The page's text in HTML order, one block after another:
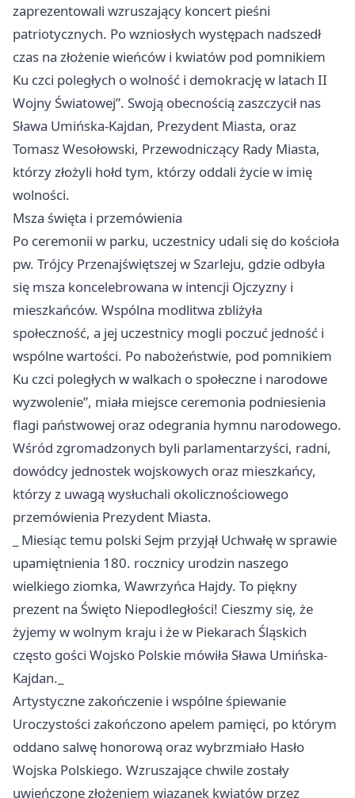
zaprezentowali wzruszający koncert pieśni
patriotycznych. Po wzniosłych występach nadszedł
czas na złożenie wieńców i kwiatów pod pomnikiem
Ku czci poległych o wolność i demokrację w latach II
Wojny Światowej”. Swoją obecnością zaszczycił nas
Sława Umińska-Kajdan, Prezydent Miasta, oraz
Tomasz Wesołowski, Przewodniczący Rady Miasta,
którzy złożyli hołd tym, którzy oddali życie w imię
wolności.
Msza święta i przemówienia
Po ceremonii w parku, uczestnicy udali się do kościoła
pw. Trójcy Przenajświętszej w Szarleju, gdzie odbyła
się msza koncelebrowana w intencji Ojczyzny i
mieszkańców. Wspólna modlitwa zbliżyła
społeczność, a jej uczestnicy mogli poczuć jedność i
wspólne wartości. Po nabożeństwie, pod pomnikiem
Ku czci poległych w walkach o społeczne i narodowe
wyzwolenie”, miała miejsce ceremonia podniesienia
flagi państwowej oraz odegrania hymnu narodowego.
Wśród zgromadzonych byli parlamentarzyści, radni,
dowódcy jednostek wojskowych oraz mieszkańcy,
którzy z uwagą wysłuchali okolicznościowego
przemówienia Prezydent Miasta.
_ Miesiąc temu polski Sejm przyjął Uchwałę w sprawie
upamiętnienia 180. rocznicy urodzin naszego
wielkiego ziomka, Wawrzyńca Hajdy. To piękny
prezent na Święto Niepodległości! Cieszmy się, że
żyjemy w wolnym kraju i że w Piekarach Śląskich
często gości Wojsko Polskie mówiła Sława Umińska-
Kajdan._
Artystyczne zakończenie i wspólne śpiewanie
Uroczystości zakończono apelem pamięci, po którym
oddano salwę honorową oraz wybrzmiało Hasło
Wojska Polskiego. Wzruszające chwile zostały
uwieńczone złożeniem wiązanek kwiatów przez